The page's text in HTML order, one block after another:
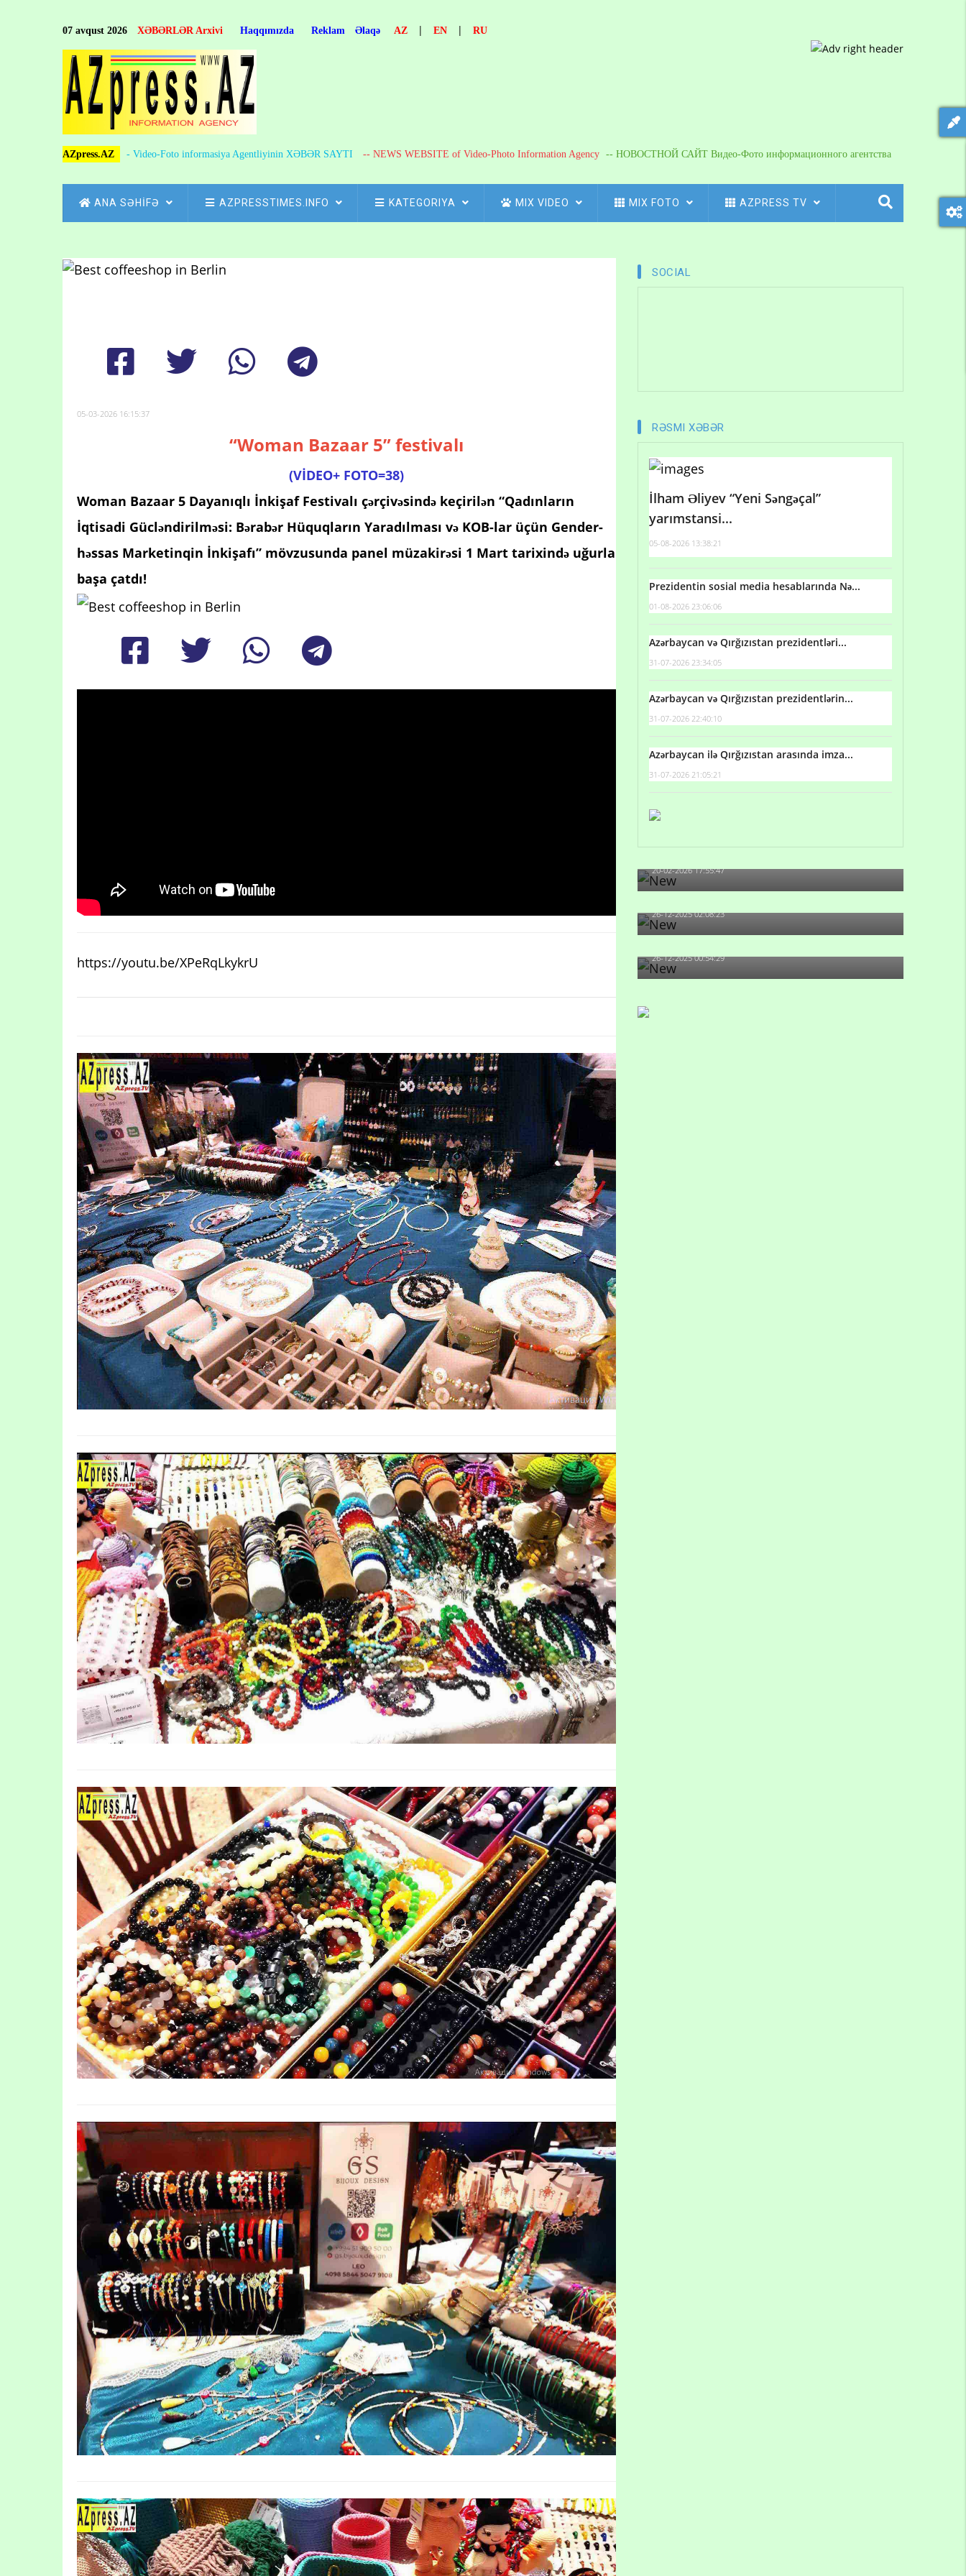
07 avqust 2026 XƏBƏRLƏR Arxivi Haqqımızda Reklam Əlaqə AZ | EN | RU
AZpress.AZ - Video-Foto informasiya Agentliyinin XƏBƏR SAYTI -- NEWS WEBSITE of Video-Photo Information Agency -- НОВОСТНОЙ САЙТ Видео-Фото информационного агентства
MAIN
NAVIGATION
ANA SƏHİFƏ AZPRESSTIMES.INFO KATEGORIYA MIX VIDEO MIX FOTO AZPRESS TV
Breadcrumb
05-03-2026 16:15:37
“Woman Bazaar 5” festivalı
(VİDEO+ FOTO=38)
Woman Bazaar 5 Dayanıqlı İnkişaf Festivalı çərçivəsində keçirilən “Qadınların
İqtisadi Gücləndirilməsi: Bərabər Hüquqların Yaradılması və KOB-lar üçün Gender-
həssas Marketinqin İnkişafı” mövzusunda panel müzakirəsi 1 Mart tarixində uğurla
başa çatdı!
https://youtu.be/XPeRqLkykrU
SOCIAL
RƏSMI XƏBƏR
İlham Əliyev “Yeni Səngəçal”
yarımstansi...
05-08-2026 13:38:21
Prezidentin sosial media hesablarında Nə...
01-08-2026 23:06:06
Azərbaycan və Qırğızıstan prezidentləri...
31-07-2026 23:34:05
Azərbaycan və Qırğızıstan prezidentlərin...
31-07-2026 22:40:10
Azərbaycan ilə Qırğızıstan arasında imza...
31-07-2026 21:05:21
20-02-2026 17:55:47
Məni bura NAZİR GÖNDƏRİB - 1937-ci ildən
fəaliyyətdə olan və...
26-12-2025 02:08:23
-Ay qız, sən məhkəməni udmayacaqsan... Sən
bilirsən də, məni...
26-12-2025 00:54:29